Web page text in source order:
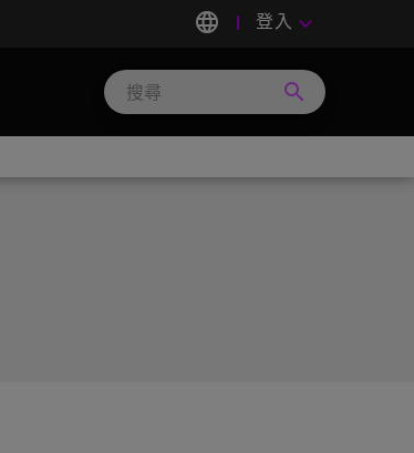
language 登入 keyboard_arrow_down
search